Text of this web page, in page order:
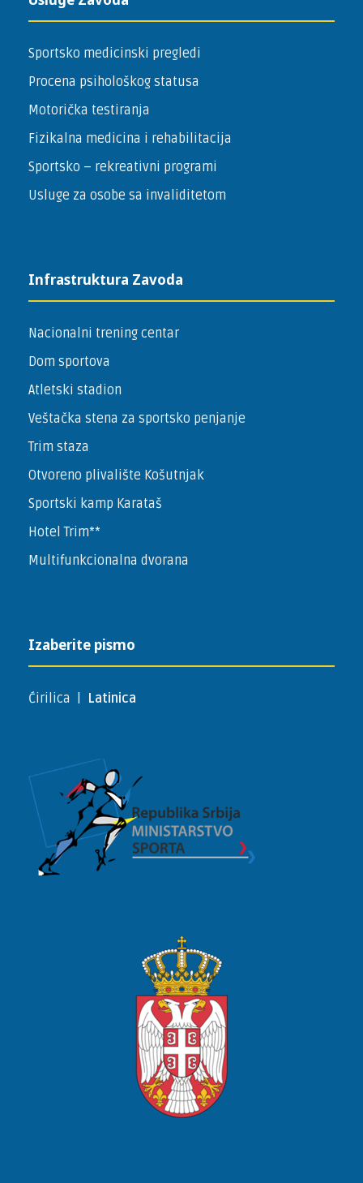
Sportsko medicinski pregledi
Procena psihološkog statusa
Motorička testiranja
Fizikalna medicina i rehabilitacija
Sportsko – ­rekreativni programi
Usluge za osobe sa invaliditetom
Infrastruktura Zavoda
Nacionalni trening centar
Dom sportova
Atletski stadion
Veštačka stena za sportsko penjanje
Trim staza
Otvoreno plivalište Košutnjak
Sportski kamp Karataš
Hotel Trim**
Multifunkcionalna dvorana
Izaberite pismo
Ćirilica Latinica